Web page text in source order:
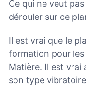
Ce qui ne veut
dérouler sur ce
Il est vrai que le
formation pour
Matière. Il est vrai
son type